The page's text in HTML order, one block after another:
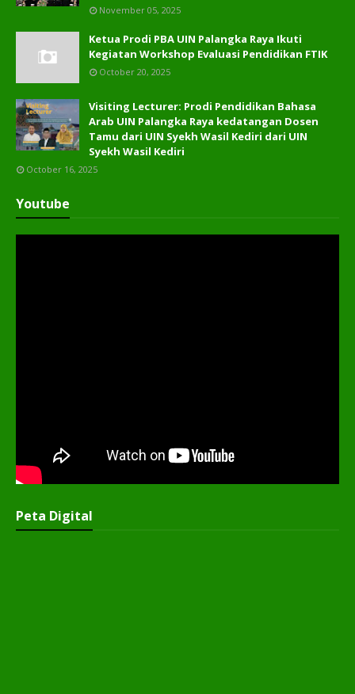
November 05, 2025
Ketua Prodi PBA UIN Palangka Raya Ikuti
Kegiatan Workshop Evaluasi Pendidikan FTIK
October 20, 2025
Visiting Lecturer: Prodi Pendidikan Bahasa
Arab UIN Palangka Raya kedatangan Dosen
Tamu dari UIN Syekh Wasil Kediri dari UIN
Syekh Wasil Kediri
October 16, 2025
Youtube
Peta Digital